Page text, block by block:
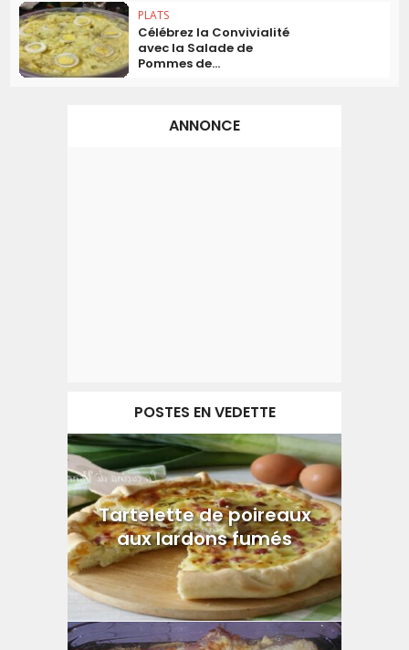
PLATS
Célébrez la Convivialité
avec la Salade de
Pommes de...
ANNONCE
POSTES EN VEDETTE
Tartelette de poireaux
aux lardons fumés